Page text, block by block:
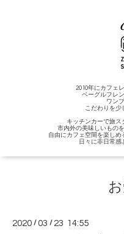
2010年にカフェ
ベーグルフレ
ワン
こだわりを少
キッチンカーで旅
市内外の美味しいもの
自由にカフェ空間を楽し
日々に非日常感
2020 /03 / 23 14:55